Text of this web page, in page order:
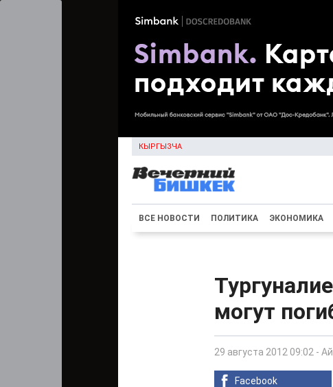
КЫРГЫЗЧА
ВСЕ НОВОСТИ ПОЛИТИКА ЭКОНОМИКА
могут
29 августа 2012 09:02 -
Facebook